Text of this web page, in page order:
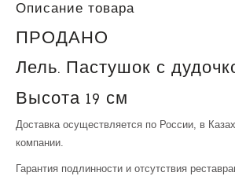
Описание товара
ПРОДАНО
Лель. Пастушок с
Высота 19 см
Доставка осуществляется по России, в
компании.
Гарантия подлинности и отсутствия